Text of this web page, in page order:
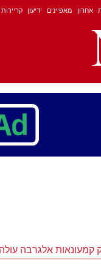
אחרון מאפיינים ידיעון קריירות
קמעונאות אלגרבה